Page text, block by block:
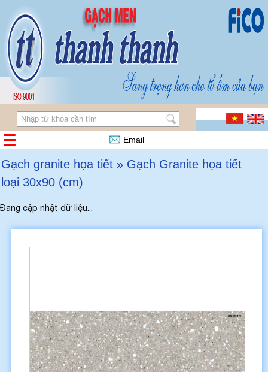
Email
Gạch granite họa tiết » Gạch Granite họa tiết
loại 30x90 (cm)
Đang cập nhật dữ liệu...